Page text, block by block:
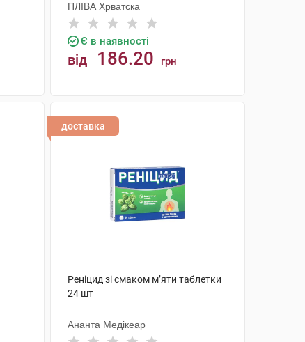
ПЛІВА Хрватска
Є в наявності
від 186.20 грн
доставка
Реніцид зі смаком м’яти таблетки
24 шт
Ананта Медікеар